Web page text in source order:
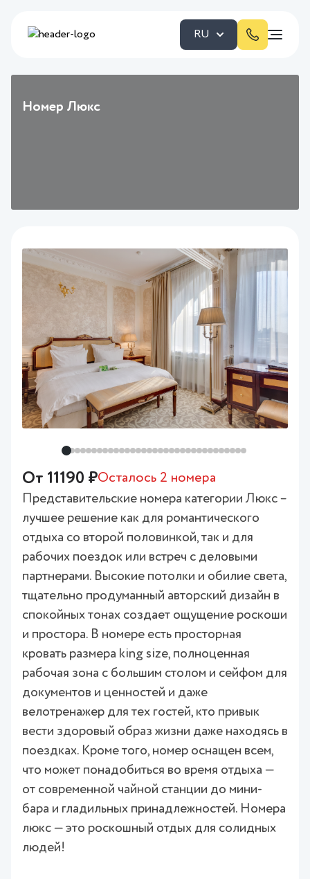
RU
Номер Люкс
От 11190 ₽Осталось 2 номера
Представительские номера категории Люкс –
лучшее решение как для романтического
отдыха со второй половинкой, так и для
рабочих поездок или встреч с деловыми
партнерами. Высокие потолки и обилие света,
тщательно продуманный авторский дизайн в
спокойных тонах создает ощущение роскоши
и простора. В номере есть просторная
кровать размера king size, полноценная
рабочая зона с большим столом и сейфом для
документов и ценностей и даже
велотренажер для тех гостей, кто привык
вести здоровый образ жизни даже находясь в
поездках. Кроме того, номер оснащен всем,
что может понадобиться во время отдыха —
от современной чайной станции до мини-
бара и гладильных принадлежностей. Номера
люкс — это роскошный отдых для солидных
людей!